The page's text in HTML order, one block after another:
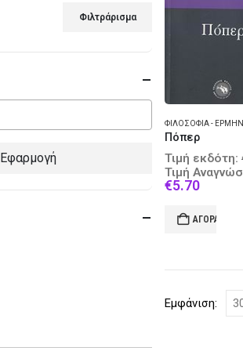
Πόπερ
Τιμή εκδότη:
Τιμή
€5.70Current
is:
€5.70.
ΑΓΟΡΆ
Εμφάνιση:
Φιλτράρισμα
Εφαρμογή